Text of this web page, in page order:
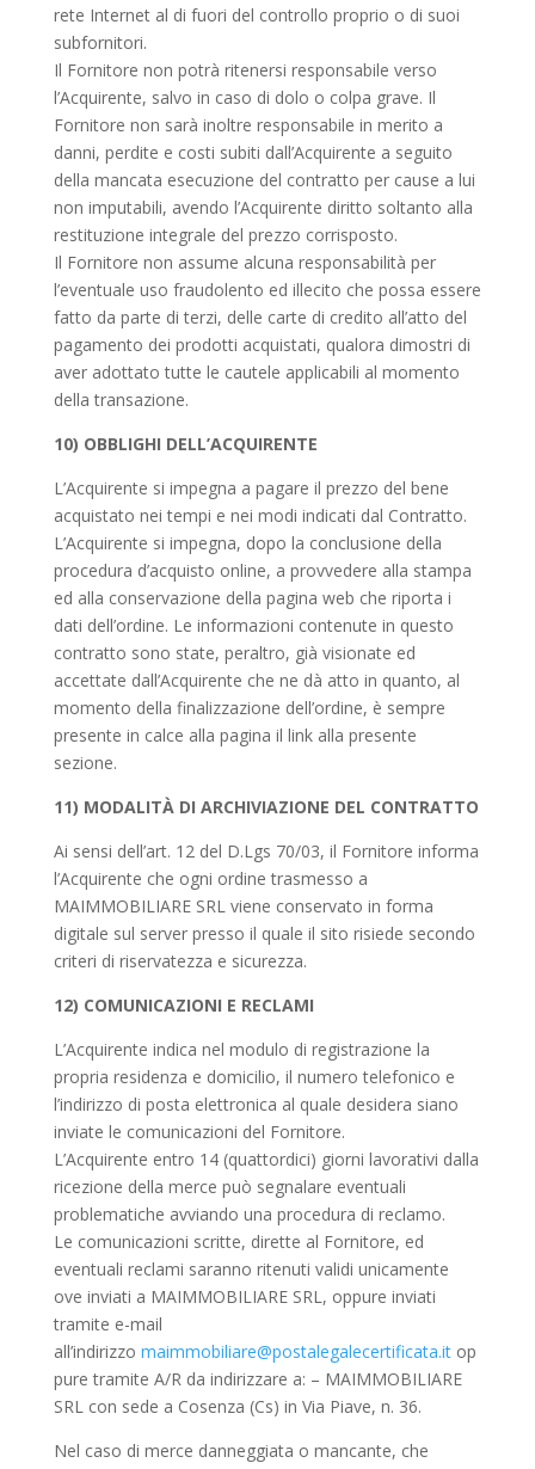
rete Internet al di fuori del controllo proprio o di suoi
subfornitori.
Il Fornitore non potrà ritenersi responsabile verso
l’Acquirente, salvo in caso di dolo o colpa grave. Il
Fornitore non sarà inoltre responsabile in merito a
danni, perdite e costi subiti dall’Acquirente a seguito
della mancata esecuzione del contratto per cause a lui
non imputabili, avendo l’Acquirente diritto soltanto alla
restituzione integrale del prezzo corrisposto.
Il Fornitore non assume alcuna responsabilità per
l’eventuale uso fraudolento ed illecito che possa essere
fatto da parte di terzi, delle carte di credito all’atto del
pagamento dei prodotti acquistati, qualora dimostri di
aver adottato tutte le cautele applicabili al momento
della transazione.
10) OBBLIGHI DELL’ACQUIRENTE
L’Acquirente si impegna a pagare il prezzo del bene
acquistato nei tempi e nei modi indicati dal Contratto.
L’Acquirente si impegna, dopo la conclusione della
procedura d’acquisto online, a provvedere alla stampa
ed alla conservazione della pagina web che riporta i
dati dell’ordine. Le informazioni contenute in questo
contratto sono state, peraltro, già visionate ed
accettate dall’Acquirente che ne dà atto in quanto, al
momento della finalizzazione dell’ordine, è sempre
presente in calce alla pagina il link alla presente
sezione.
11) MODALITÀ DI ARCHIVIAZIONE DEL CONTRATTO
Ai sensi dell’art. 12 del D.Lgs 70/03, il Fornitore informa
l’Acquirente che ogni ordine trasmesso a
MAIMMOBILIARE SRL viene conservato in forma
digitale sul server presso il quale il sito risiede secondo
criteri di riservatezza e sicurezza.
12) COMUNICAZIONI E RECLAMI
L’Acquirente indica nel modulo di registrazione la
propria residenza e domicilio, il numero telefonico e
l’indirizzo di posta elettronica al quale desidera siano
inviate le comunicazioni del Fornitore.
L’Acquirente entro 14 (quattordici) giorni lavorativi dalla
ricezione della merce può segnalare eventuali
problematiche avviando una procedura di reclamo.
Le comunicazioni scritte, dirette al Fornitore, ed
eventuali reclami saranno ritenuti validi unicamente
ove inviati a MAIMMOBILIARE SRL, oppure inviati
tramite e-mail
all’indirizzo maimmobiliare@postalegalecertificata.itop
pure tramite A/R da indirizzare a: – MAIMMOBILIARE
SRL con sede a Cosenza (Cs) in Via Piave, n. 36.
Nel caso di merce danneggiata o mancante, che